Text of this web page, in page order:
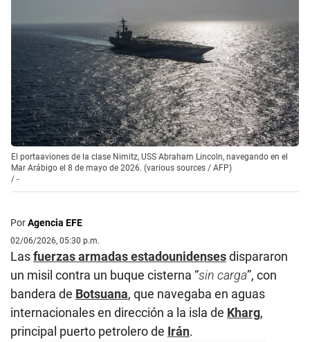
El portaaviones de la clase Nimitz, USS Abraham Lincoln, navegando en el
Mar Arábigo el 8 de mayo de 2026. (various sources / AFP)
/ -
PorAgencia EFE
02/06/2026, 05:30 p.m.
Lasfuerzas armadas estadounidensesdispararon
un misil contra un buque cisterna “sin carga”, con
bandera de Botsuana, que navegaba en aguas
internacionales en dirección a la isla de Kharg,
principal puerto petrolero de Irán.